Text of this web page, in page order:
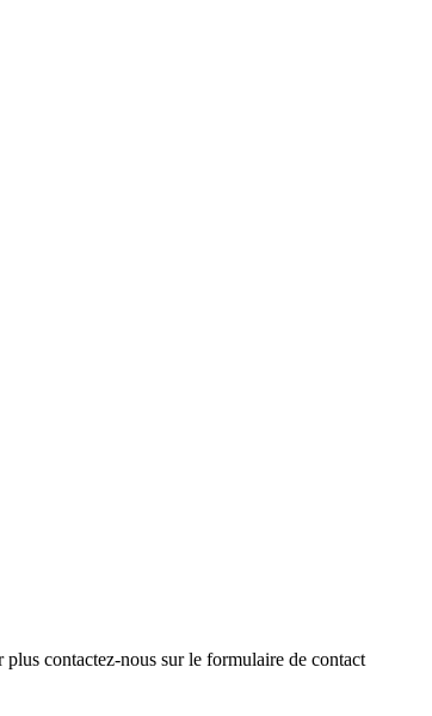
contactez-nous sur le formulaire de contact